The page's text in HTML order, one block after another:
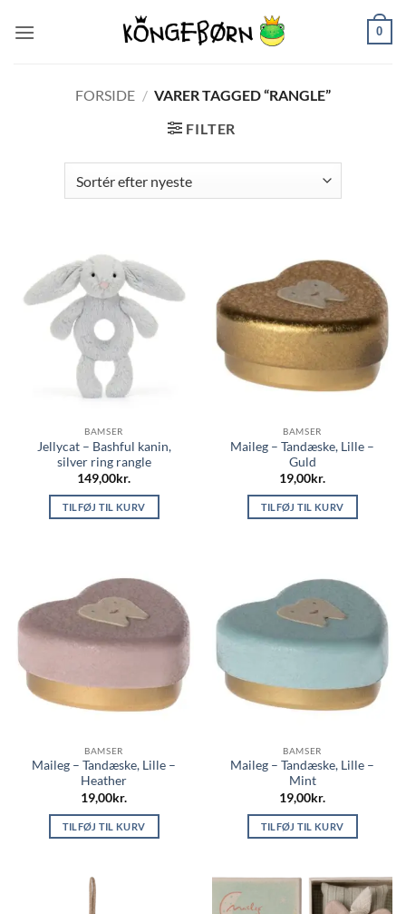
0
FORSIDE / VARER TAGGED “RANGLE”
FILTER
BAMSER
Jellycat – Bashful kanin,
silver ring rangle
149,00kr.
TILFØJ TIL KURV
BAMSER
Maileg – Tandæske, Lille –
Guld
19,00kr.
TILFØJ TIL KURV
BAMSER
Maileg – Tandæske, Lille –
Heather
19,00kr.
TILFØJ TIL KURV
BAMSER
Maileg – Tandæske, Lille –
Mint
19,00kr.
TILFØJ TIL KURV